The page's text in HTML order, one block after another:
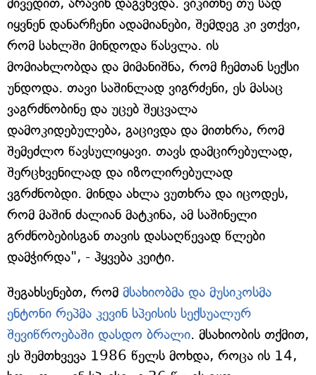
იყვნენ დანარჩენი ადამიანები, შემდეგ კი ვთქვი,
რომ სახლში მინდოდა წასვლა. ის
მომიახლობდა და მიმანიშნა, რომ ჩემთან სექსი
უნდოდა. თავი საშინლად ვიგრძენი, ეს მასაც
ვაგრძნობინე და უცებ შეცვალა
დამოკიდებულება, გაცივდა და მითხრა, რომ
შემეძლო წავსულიყავი. თავს დამცირებულად,
შერცხვენილად და იზოლირებულად
ვგრძნობდი. მინდა ახლა ვუთხრა და იცოდეს,
რომ მაშინ ძალიან მატკინა, ამ საშინელი
გრძნობებისგან თავის დასაღწევად წლები
დამჭირდა", - ჰყვება კეიტი.
შეგახსენებთ, რომ მსახიობმა და მუსიკოსმა
ენტონი რეპმა კევინ სპეისის სექსუალურ
შევიწროებაში დასდო ბრალი. მსახიობის თქმით,
ეს შემთხვევა 1986 წელს მოხდა, როცა ის 14,